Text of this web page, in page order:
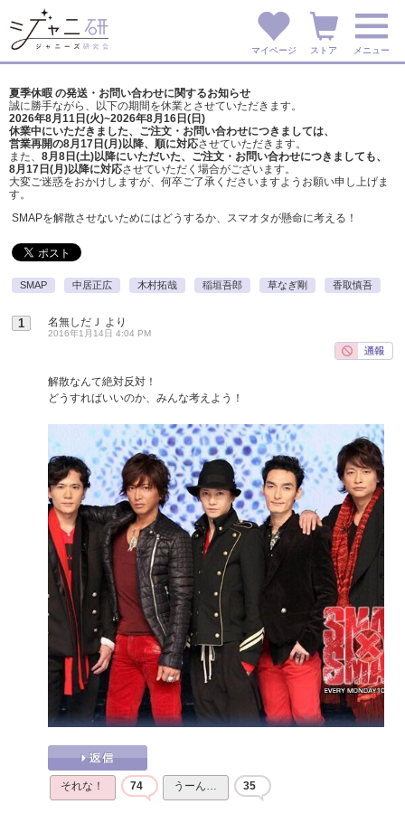
マイページ ストア メニュー
夏季休暇 の発送・お問い合わせに関するお知らせ
誠に勝手ながら、以下の期間を休業とさせていただきます。
2026年8月11日(火)~2026年8月16日(日)
休業中にいただきました、ご注文・お問い合わせにつきましては、
営業再開の8月17日(月)以降、順に対応させていただきます。
また、 8月8日(土)以降にいただいた、ご注文・ お問い合わせにつきましても、
8月17日(月)以降に対応させていただく場合がございます。
大変ご迷惑をおかけしますが、 何卒ご了承くださいますようお願い申し上げま
す。
SMAPを解散させないためにはどうするか、スマオタが懸命に考える！
SMAP 中居正広 木村拓哉 稲垣吾郎 草なぎ剛 香取慎吾
1 名無しだＪ より
2016年1月14日 4:04 PM
解散なんて絶対反対！
どうすればいいのか、みんな考えよう！
それな！ 74 うーん… 35